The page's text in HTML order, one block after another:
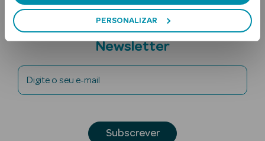
PERSONALIZAR
Subscreva a
Newsletter
Digite o seu e-mail
Subscrever